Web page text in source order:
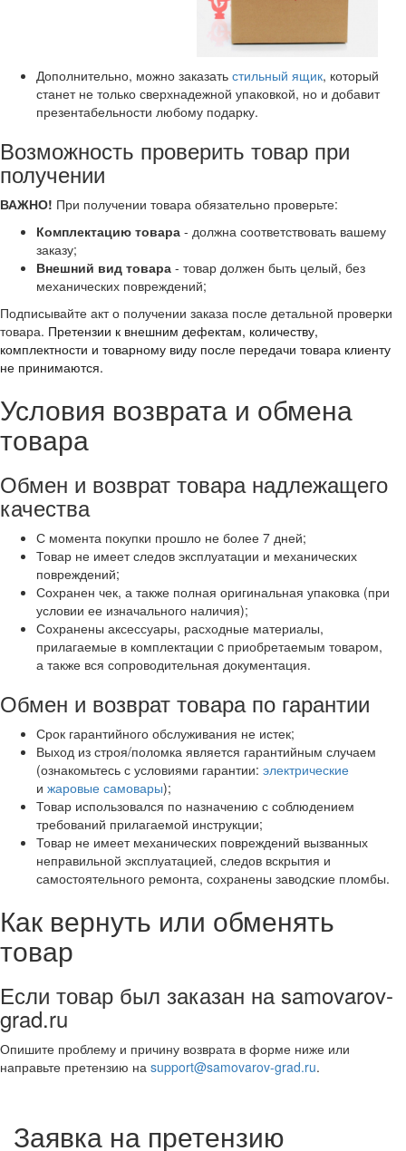
Дополнительно, можно заказать стильный ящик, который
станет не только сверхнадежной упаковкой, но и добавит
презентабельности любому подарку.
Возможность проверить товар при
получении
ВАЖНО! При получении товара обязательно проверьте:
Комплектацию товара - должна соответствовать вашему
заказу;
Внешний вид товара - товар должен быть целый, без
механических повреждений;
Подписывайте акт о получении заказа после детальной проверки
товара. Претензии к внешним дефектам, количеству,
комплектности и товарному виду после передачи товара клиенту
не принимаются.
Условия возврата и обмена
товара
Обмен и возврат товара надлежащего
качества
С момента покупки прошло не более 7 дней;
Товар не имеет следов эксплуатации и механических
повреждений;
Сохранен чек, а также полная оригинальная упаковка (при
условии ее изначального наличия);
Сохранены аксессуары, расходные материалы,
прилагаемые в комплектации c приобретаемым товаром,
а также вся сопроводительная документация.
Обмен и возврат товара по гарантии
Срок гарантийного обслуживания не истек;
Выход из строя/поломка является гарантийным случаем
(ознакомьтесь с условиями гарантии: электрические
и жаровые самовары);
Товар использовался по назначению с соблюдением
требований прилагаемой инструкции;
Товар не имеет механических повреждений вызванных
неправильной эксплуатацией, следов вскрытия и
самостоятельного ремонта, сохранены заводские пломбы.
Как вернуть или обменять
товар
Если товар был заказан на samovarov-
grad.ru
Опишите проблему и причину возврата в форме ниже или
направьте претензию на support@samovarov-grad.ru.
Заявка на претензию